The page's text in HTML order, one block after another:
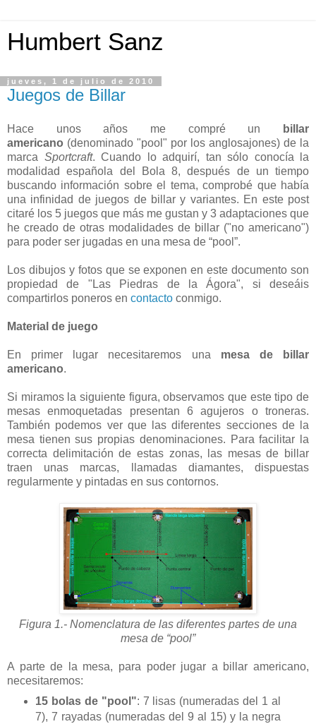
Humbert Sanz
jueves, 1 de julio de 2010
Juegos de Billar
Hace unos años me compré un
billar
americano (denominado "pool" por los anglosajones) de la
marca Sportcraft. Cuando lo adquirí, tan sólo conocía la
modalidad española del Bola 8, después de un tiempo
buscando información sobre el tema, comprobé que había
una infinidad de juegos de billar y variantes. En este post
citaré los 5 juegos que más me gustan y 3 adaptaciones que
he creado de otras modalidades de billar ("no americano")
para poder ser jugadas en una mesa de “pool”.
Los dibujos y fotos que se exponen en este documento son
propiedad de "Las Piedras de la Ágora", si deseáis
compartirlos poneros en contacto conmigo.
Material de juego
En primer lugar necesitaremos una mesa de billar
americano.
Si miramos la siguiente figura, observamos que este tipo de
mesas enmoquetadas presentan 6 agujeros o troneras.
También podemos ver que las diferentes secciones de la
mesa tienen sus propias denominaciones. Para facilitar la
correcta delimitación de estas zonas, las mesas de billar
traen unas marcas, llamadas diamantes, dispuestas
regularmente y pintadas en sus contornos.
Figura 1.- Nomenclatura de las diferentes partes de una
mesa de “pool”
A parte de la mesa, para poder jugar a billar americano,
necesitaremos:
15 bolas de "pool": 7 lisas (numeradas del 1 al
7), 7 rayadas (numeradas del 9 al 15) y la negra